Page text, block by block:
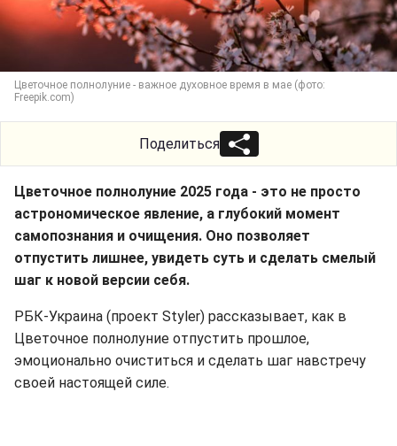
Цветочное полнолуние - важное духовное время в мае (фото:
Freepik.com)
Поделиться
Цветочное полнолуние 2025 года - это не просто
астрономическое явление, а глубокий момент
самопознания и очищения. Оно позволяет
отпустить лишнее, увидеть суть и сделать смелый
шаг к новой версии себя.
РБК-Украина (проект Styler) рассказывает, как в
Цветочное полнолуние отпустить прошлое,
эмоционально очиститься и сделать шаг навстречу
своей настоящей силе.